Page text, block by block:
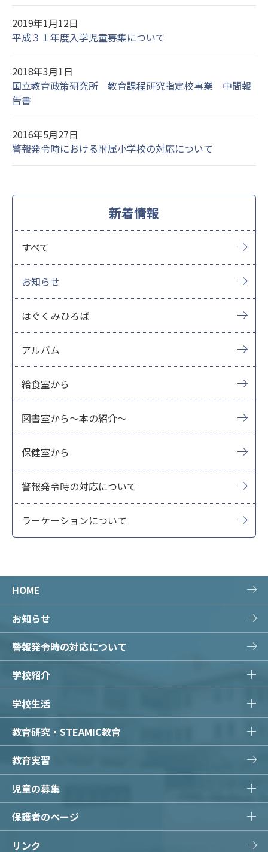
2019年1月12日
平成３１年度入学児童募集について
2018年3月1日
国立教育政策研究所 教育課程研究指定校事業 中間報
告書
2016年5月27日
警報発令時における附属小学校の対応について
新着情報
すべて
お知らせ
はぐくみひろば
アルバム
給食室から
図書室から～本の紹介～
保健室から
警報発令時の対応について
ラーケーションについて
HOME
お知らせ
警報発令時の対応について
学校紹介
学校生活
教育研究・STEAMIC教育
教育実習
児童の募集
保護者のページ
リンク